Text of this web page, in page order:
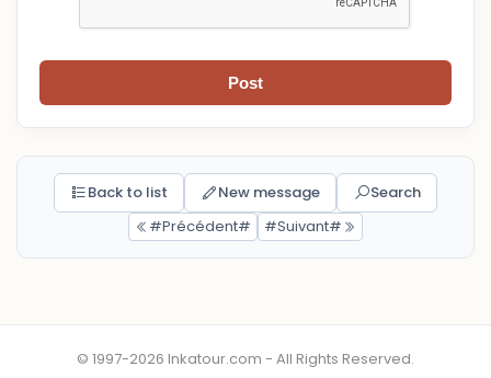
Post
Back to list New message
Search
#Précédent#
#Suivant#
© 1997-2026 Inkatour.com - All Rights Reserved.